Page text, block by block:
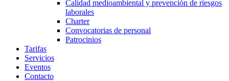
Calidad medioambiental y prevención de riesgos
laborales
Charter
Convocatorias de personal
Patrocinios
Tarifas
Servicios
Eventos
Contacto